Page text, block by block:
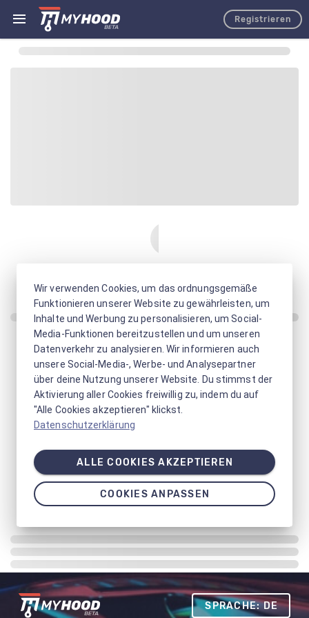
Registrieren
SPRACHE: DE
Wir verwenden Cookies, um das ordnungsgemäße
Funktionieren unserer Website zu gewährleisten, um
Inhalte und Werbung zu personalisieren, um Social-
Media-Funktionen bereitzustellen und um unseren
Datenverkehr zu analysieren. Wir informieren auch
unsere Social-Media-, Werbe- und Analysepartner
über deine Nutzung unserer Website. Du stimmst der
Aktivierung aller Cookies freiwillig zu, indem du auf
"Alle Cookies akzeptieren" klickst.
Datenschutzerklärung
ALLE COOKIES AKZEPTIEREN
COOKIES ANPASSEN